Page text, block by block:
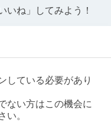
いね」してみよう！
している必要があり
ない方はこの機会に
い。